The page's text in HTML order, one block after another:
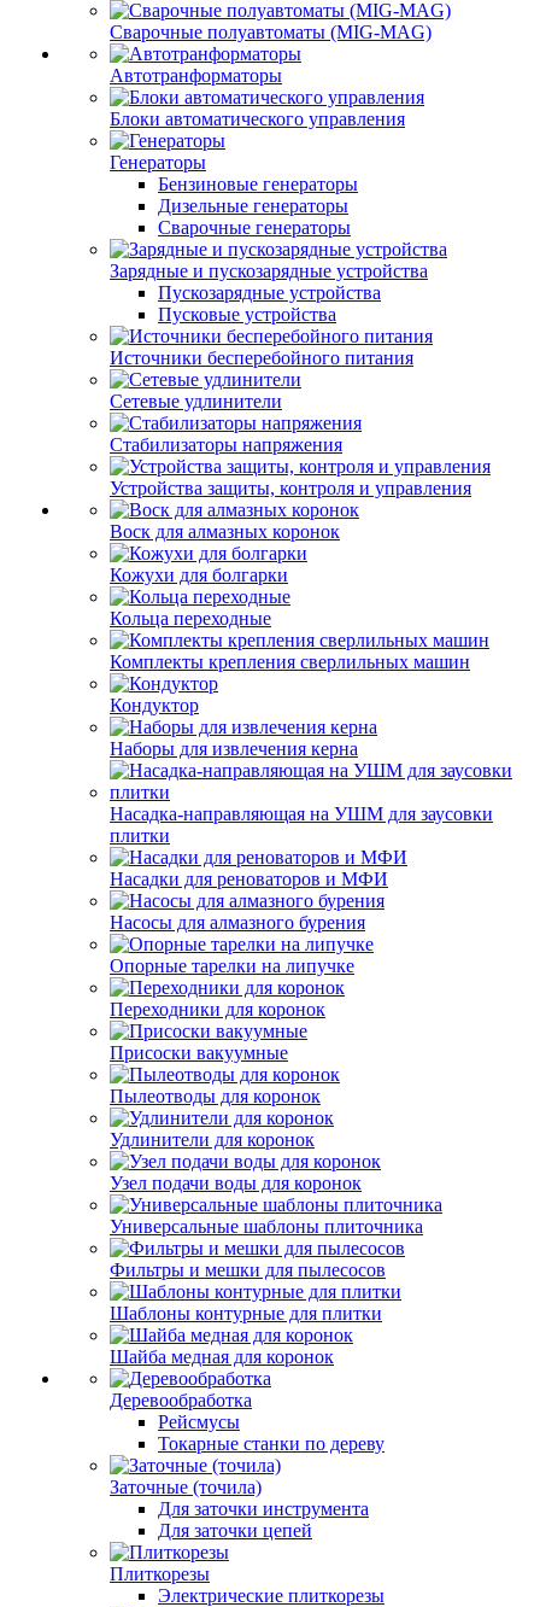
Сварочные полуавтоматы (MIG-MAG)
Автотранформаторы
Блоки автоматического управления
Генераторы
Бензиновые генераторы
Дизельные генераторы
Сварочные генераторы
Зарядные и пускозарядные устройства
Пускозарядные устройства
Пусковые устройства
Источники бесперебойного питания
Сетевые удлинители
Стабилизаторы напряжения
Устройства защиты, контроля и управления
Воск для алмазных коронок
Кожухи для болгарки
Кольца переходные
Комплекты крепления сверлильных машин
Кондуктор
Наборы для извлечения керна
Насадка-направляющая на УШМ для заусовки
плитки
Насадки для реноваторов и МФИ
Насосы для алмазного бурения
Опорные тарелки на липучке
Переходники для коронок
Присоски вакуумные
Пылеотводы для коронок
Удлинители для коронок
Узел подачи воды для коронок
Универсальные шаблоны плиточника
Фильтры и мешки для пылесосов
Шаблоны контурные для плитки
Шайба медная для коронок
Деревообработка
Рейсмусы
Токарные станки по дереву
Заточные (точила)
Для заточки инструмента
Для заточки цепей
Плиткорезы
Электрические плиткорезы